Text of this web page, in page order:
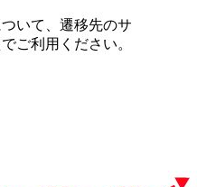
いて、遷移先のサ
ご利用ください。